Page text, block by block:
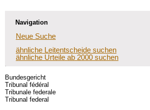
Navigation
Neue Suche
ähnliche Leitentscheide suchen
ähnliche Urteile ab 2000 suchen
Bundesgericht
Tribunal fédéral
Tribunale federale
Tribunal federal